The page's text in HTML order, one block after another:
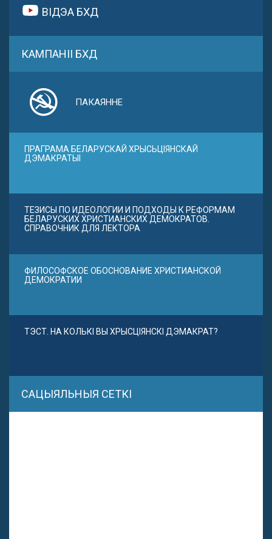
ВІДЭА БХД
КАМПАНІІ БХД
ПАКАЯННЕ
ПРАГРАМА БЕЛАРУСКАЙ ХРЫСЬЦІЯНСКАЙ
ДЭМАКРАТЫІ
ТЕЗИСЫ ПО ИДЕОЛОГИИ И ПОДХОДЫ К РЕФОРМАМ
БЕЛАРУСКИХ ХРИСТИАНСКИХ ДЕМОКРАТОВ.
СПРАВОЧНИК ДЛЯ ЛЕКТОРА
ФИЛОСОФСКОЕ ОБОСНОВАНИЕ ХРИСТИАНСКОЙ
ДЕМОКРАТИИ
ТЭСТ. НА КОЛЬКІ ВЫ ХРЫСЦІЯНСКІ ДЭМАКРАТ?
САЦЫЯЛЬНЫЯ СЕТКІ